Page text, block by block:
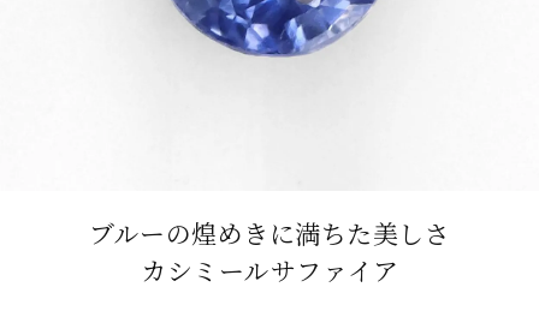
ブルーの煌めきに満ちた美しさ
カシミールサファイア